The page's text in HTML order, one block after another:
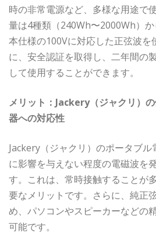
時の非常電源など、多様な用途で
量は4種類（240Wh〜2000Wh）
本仕様の100Vに対応した正弦波を
に、安全認証を取得し、二年間の
して使用することができます。
メリット：Jackery（ジャクリ）
器への対応性
Jackery（ジャクリ）のポータブ
に影響を与えない程度の電磁波を
す。これは、常時接触することが
要なメリットです。さらに、純正
め、パソコンやスピーカーなどの
可能です。